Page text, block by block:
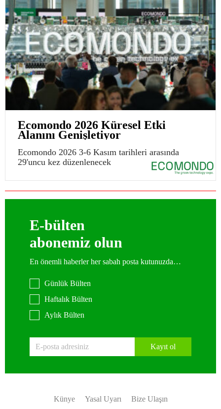
Ecomondo 2026 Küresel Etki
Alanını Genişletiyor
Ecomondo 2026 3-6 Kasım tarihleri arasında
29'uncu kez düzenlenecek
E-bülten
abonemiz olun
En önemli haberler her sabah posta kutunuzda…
Günlük Bülten
Haftalık Bülten
Aylık Bülten
Kayıt ol
Künye Yasal Uyarı Bize Ulaşın